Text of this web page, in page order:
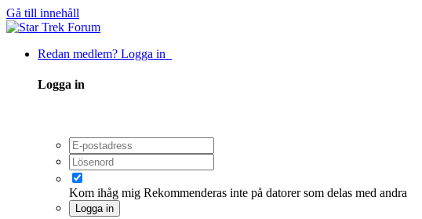
Gå till innehåll
Redan medlem? Logga in
Logga in
Kom ihåg mig Rekommenderas inte på datorer som delas med andra
Logga in